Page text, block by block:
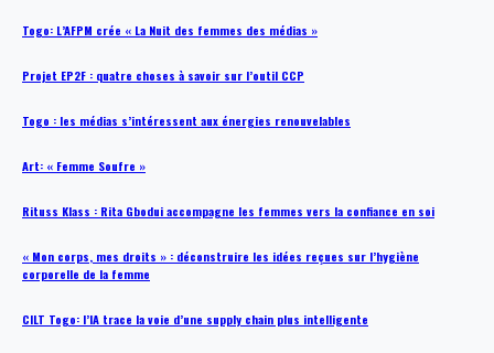
Togo: L’AFPM crée « La Nuit des femmes des médias »
Projet EP2F : quatre choses à savoir sur l’outil CCP
Togo : les médias s’intéressent aux énergies renouvelables
Art: « Femme Soufre »
Rituss Klass : Rita Gbodui accompagne les femmes vers la confiance en soi
« Mon corps, mes droits » : déconstruire les idées reçues sur l’hygiène
corporelle de la femme
CILT Togo: l’IA trace la voie d’une supply chain plus intelligente